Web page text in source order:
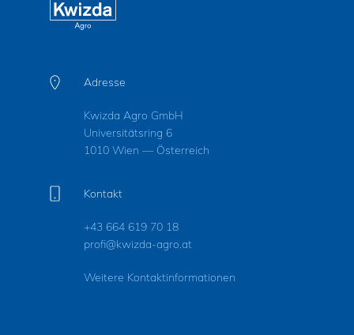
Adresse
Kwizda Agro GmbH
Universitätsring 6
1010 Wien — Österreich
Kontakt
+43 664 619 70 18
profi@kwizda-agro.at
Weitere Kontaktinformationen